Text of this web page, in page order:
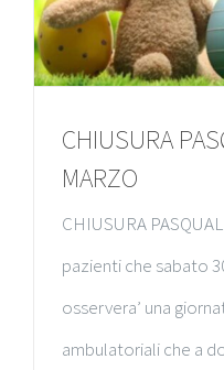
CHIUSURA
MARZO
CHIUSURA
pazienti che sabato
osservera’ una
ambulatoriali che a